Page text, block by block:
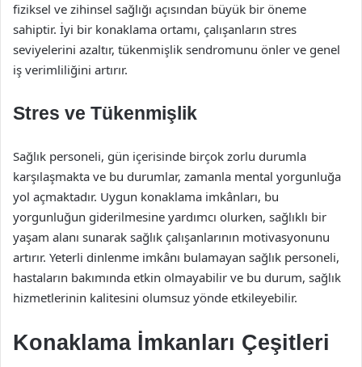
fiziksel ve zihinsel sağlığı açısından büyük bir öneme
sahiptir. İyi bir konaklama ortamı, çalışanların stres
seviyelerini azaltır, tükenmişlik sendromunu önler ve genel
iş verimliliğini artırır.
Stres ve Tükenmişlik
Sağlık personeli, gün içerisinde birçok zorlu durumla
karşılaşmakta ve bu durumlar, zamanla mental yorgunluğa
yol açmaktadır. Uygun konaklama imkânları, bu
yorgunluğun giderilmesine yardımcı olurken, sağlıklı bir
yaşam alanı sunarak sağlık çalışanlarının motivasyonunu
artırır. Yeterli dinlenme imkânı bulamayan sağlık personeli,
hastaların bakımında etkin olmayabilir ve bu durum, sağlık
hizmetlerinin kalitesini olumsuz yönde etkileyebilir.
Konaklama İmkanları Çeşitleri